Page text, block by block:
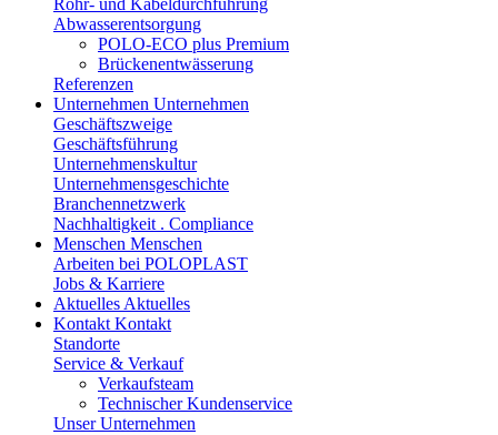
Rohr- und Kabeldurchführung
Abwasserentsorgung
POLO-ECO plus Premium
Brückenentwässerung
Referenzen
Unternehmen Unternehmen
Geschäftszweige
Geschäftsführung
Unternehmenskultur
Unternehmensgeschichte
Branchennetzwerk
Nachhaltigkeit . Compliance
Menschen Menschen
Arbeiten bei POLOPLAST
Jobs & Karriere
Aktuelles Aktuelles
Kontakt Kontakt
Standorte
Service & Verkauf
Verkaufsteam
Technischer Kundenservice
Unser Unternehmen